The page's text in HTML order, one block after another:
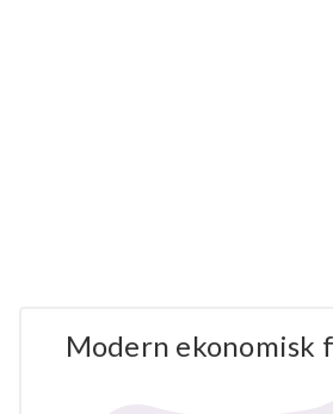
Modern ekonomisk